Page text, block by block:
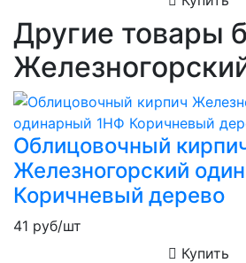
Другие товары
Облицовочный
Железногорский
Коричневый дерево
41 руб/шт
Купить